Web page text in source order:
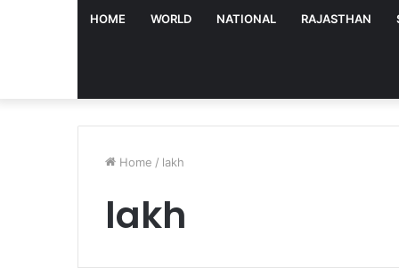
HOME WORLD NATIONAL RAJASTHAN
Home / lakh
lakh